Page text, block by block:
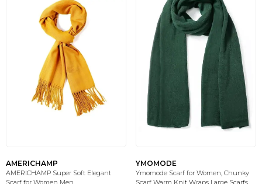
AMERICHAMP
AMERICHAMP Super Soft Elegant
Scarf for Women Men
YMOMODE
Ymomode Scarf for Women, Chunky
Scarf Warm Knit Wraps Large Scarfs